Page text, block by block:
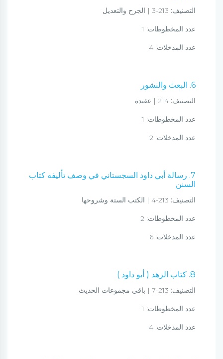
التصنيف:
عدد المخطوطات:
عدد المدخلات:
6. البعث والنشور
التصنيف:
عدد المخطوطات:
عدد المدخلات:
7. رسالة أبي داود السجستاني في وصف تأليفه كتاب
السنن
التصنيف:
عدد المخطوطات:
عدد المدخلات:
8. كتاب الزهد ( أبو داود )
التصنيف:
عدد المخطوطات:
عدد المدخلات: